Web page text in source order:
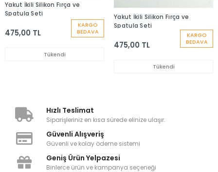
KARGO
BEDAVA
Yakut İkili Silikon Fırça ve
Spatula Seti
475,00 TL
Tükendi
KARGO
BEDAVA
Yakut İkili Silikon Fırça ve
Spatula Seti
475,00 TL
Tükendi
Hızlı Teslimat
Siparişleriniz en kısa sürede elinize ulaşır.
Güvenli Alışveriş
Güvenli ve kolay ödeme sistemi
Geniş Ürün Yelpazesi
Binlerce ürün ve kampanya seçeneği